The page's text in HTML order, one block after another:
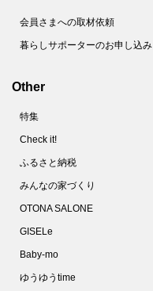
会員さまへの取材依頼
暮らしサポーターのお申し込み
Other
特集
Check it!
ふるさと納税
みんなの家づくり
OTONA SALONE
GISELe
Baby-mo
ゆうゆうtime